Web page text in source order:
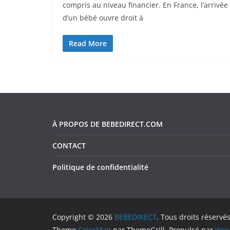
compris au niveau financier. En France, l’arrivée
d’un bébé ouvre droit à
Read More
À PROPOS DE BEBEDIRECT.COM
CONTACT
Politique de confidentialité
Copyright © 2026 BEBEDIRECT. Tous droits